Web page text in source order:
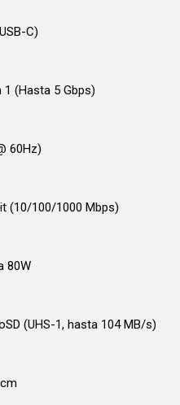
C)
1 (Hasta 5 Gbps)
60Hz)
(10/100/1000 Mbps)
80W
(UHS-1, hasta 104 MB/s)